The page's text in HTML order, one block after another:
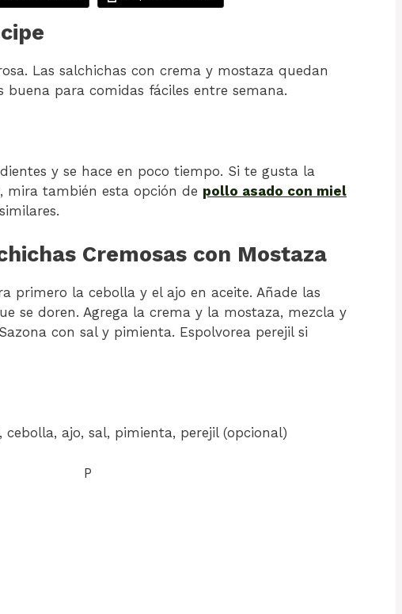
Las salchichas con crema y mostaza quedan
buena para comidas fáciles entre semana.
y se hace en poco tiempo. Si te gusta la
mira también esta opción de pollo asado con miel
Cremosas con Mostaza
primero la cebolla y el ajo en aceite. Añade las
se doren. Agrega la crema y la mostaza, mezcla y
con sal y pimienta. Espolvorea perejil si
cebolla, ajo, sal, pimienta, perejil (opcional)
P